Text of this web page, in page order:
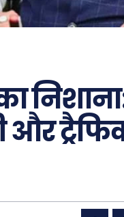
और